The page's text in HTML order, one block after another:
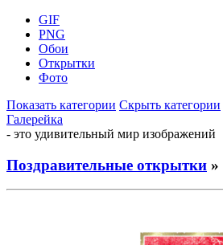
GIF
PNG
Обои
Открытки
Фото
Показать категории Скрыть категории
Галерейка
- это удивительный мир изображений
Поздравительные открытки »